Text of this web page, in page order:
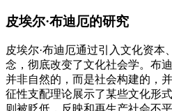
皮埃尔·布迪厄的研究
皮埃尔·布迪厄通过引入文化资本
念，彻底改变了文化社会学。布
并非自然的，而是社会构建的，
征性支配理论展示了某些文化形